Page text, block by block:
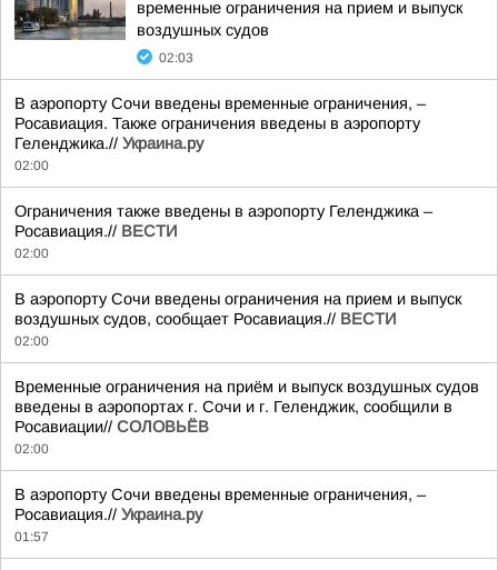
временные ограничения на прием и выпуск
воздушных судов
02:03
В аэропорту Сочи введены временные ограничения, –
Росавиация. Также ограничения введены в аэропорту
Геленджика.// Украина.ру
02:00
Ограничения также введены в аэропорту Геленджика –
Росавиация.// ВЕСТИ
02:00
В аэропорту Сочи введены ограничения на прием и выпуск
воздушных судов, сообщает Росавиация.// ВЕСТИ
02:00
Временные ограничения на приём и выпуск воздушных судов
введены в аэропортах г. Сочи и г. Геленджик, сообщили в
Росавиации// СОЛОВЬЁВ
02:00
В аэропорту Сочи введены временные ограничения, –
Росавиация.// Украина.ру
01:57